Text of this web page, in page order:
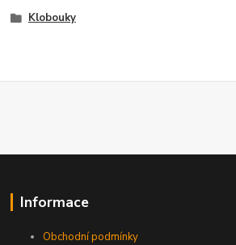
Klobouky
Informace
Obchodní podmínky